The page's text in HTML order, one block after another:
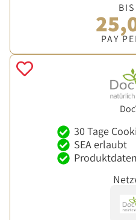
PAY
30 Tage
SEA erlaubt